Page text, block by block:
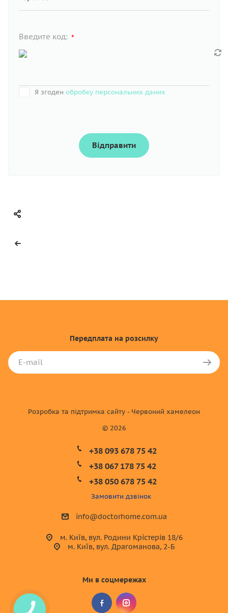
Введите код: *
Я згоден обробку персональних даних
Відправити
Передплата на розсилку
© 2026
Розробка та підтримка сайту - Червоний хамелеон
+38 093 678 75 42
+38 067 178 75 42
+38 050 678 75 42
Замовити дзвінок
info@doctorhome.com.ua
м. Київ, вул. Родини Крістерів 18/6
м. Київ, вул. Драгоманова, 2-Б
Ми в соцмережах